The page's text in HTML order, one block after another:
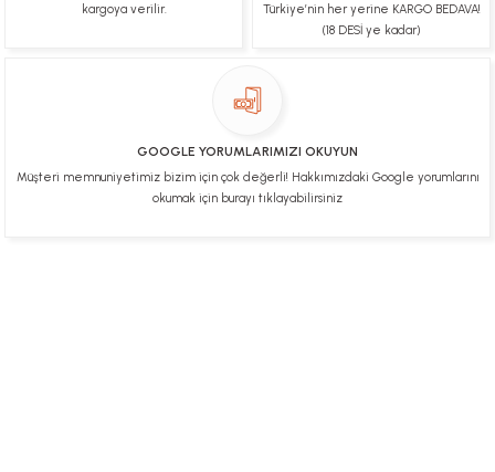
kargoya verilir.
Türkiye’nin her yerine KARGO BEDAVA!
(18 DESİ ye kadar)
GOOGLE YORUMLARIMIZI OKUYUN
Müşteri memnuniyetimiz bizim için çok değerli! Hakkımızdaki Google yorumlarını
okumak için burayı tıklayabilirsiniz